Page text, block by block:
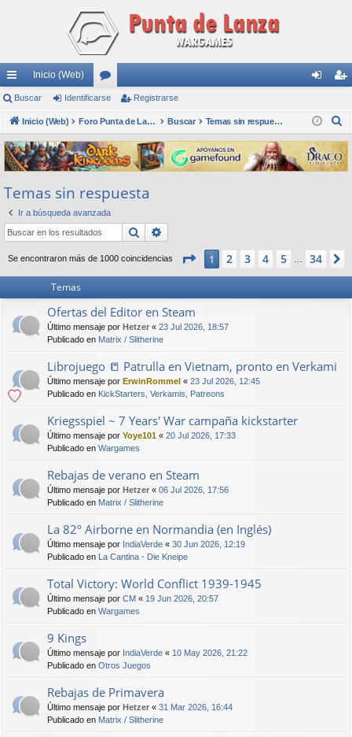
nl
ac
es
rá
pi
do
s
Inicio (Web)
or
os nti
fic
ar
ist
ra
rs
Buscar Identificarse Registrarse
Inicio (Web) Foro Punta de Lanza Wargames Buscar Temas sin respuesta
s
c
Temas sin respuesta
Ir a búsqueda avanzada
Buscar
Se encontraron más de 1000 coincidencias Página de 34
1 2 3 4 5 34
Temas
Ofertas del Editor en Steam
Último mensaje por Hetzer « 23 Jul 2026, 18:57
Publicado en Matrix / Slitherine
Librojuego 📒 Patrulla en Vietnam, pronto en Verkami
Último mensaje por ErwinRommel « 23 Jul 2026, 12:45
Publicado en KickStarters, Verkamis, Patreons
Kriegsspiel ~ 7 Years' War campaña kickstarter
Último mensaje por Yoye101 « 20 Jul 2026, 17:33
Publicado en Wargames
Rebajas de verano en Steam
Último mensaje por Hetzer « 06 Jul 2026, 17:56
Publicado en Matrix / Slitherine
La 82º Airborne en Normandia (en Inglés)
Último mensaje por IndiaVerde « 30 Jun 2026, 12:19
Publicado en La Cantina - Die Kneipe
Total Victory: World Conflict 1939-1945
Último mensaje por CM « 19 Jun 2026, 20:57
Publicado en Wargames
9 Kings
Último mensaje por IndiaVerde « 10 May 2026, 21:22
Publicado en Otros Juegos
Rebajas de Primavera
Último mensaje por Hetzer « 31 Mar 2026, 16:44
Publicado en Matrix / Slitherine